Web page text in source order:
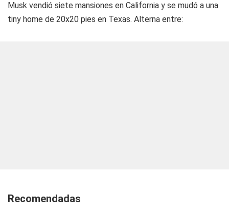
Musk vendió siete mansiones en California y se mudó a una
tiny home de 20x20 pies en Texas. Alterna entre:
Recomendadas